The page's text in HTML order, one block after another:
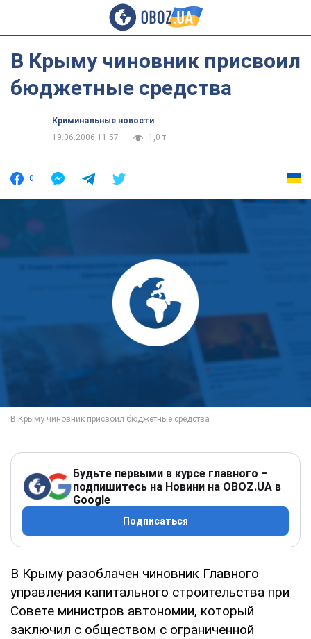
В Крыму чиновник присвоил
бюджетные средства
Криминальные новости
19.06.2006 11:57
1,0 т.
0
Будьте первыми в курсе главного –
подпишитесь на Новини на OBOZ.UA в
Google
Подписаться
В Крыму разоблачен чиновник Главного
управления капитального строительства при
Совете министров автономии, который
заключил с обществом с ограниченной